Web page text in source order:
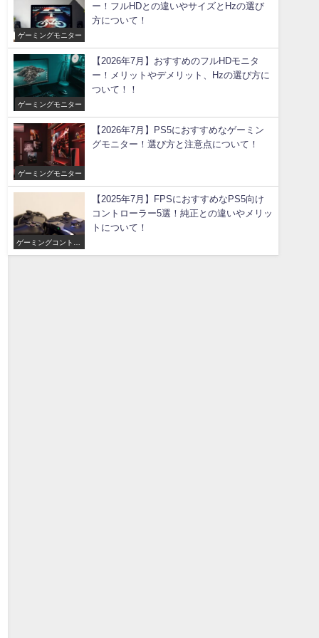
ゲーミングモニター
ー！フルHDとの違いやサイズとHzの選び
方について！
ゲーミングモニター
【2026年7月】おすすめのフルHDモニタ
ー！メリットやデメリット、Hzの選び方に
ついて！！
ゲーミングモニター
【2026年7月】PS5におすすめなゲーミン
グモニター！選び方と注意点について！
ゲーミングコントロ
ーラー
【2025年7月】FPSにおすすめなPS5向け
コントローラー5選！純正との違いやメリッ
トについて！